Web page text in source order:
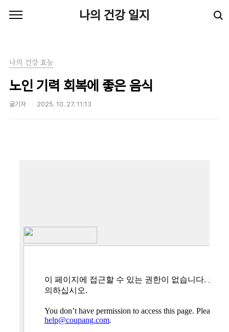
나의 건강 일지
나의 건강 효능
노인 기력 회복에 좋은 음식
굶기자 2025. 10. 27. 11:13